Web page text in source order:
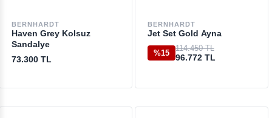
BERNHARDT
Haven Grey Kolsuz
Sandalye
73.300 TL
BERNHARDT
Jet Set Gold Ayna
%15
114.450 TL
96.772 TL